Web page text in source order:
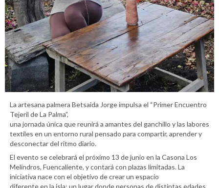
La artesana palmera Betsaida Jorge impulsa el “Primer Encuentro
Tejeril de La Palma”,
una jornada única que reunirá a amantes del ganchillo y las labores
textiles en un entorno rural pensado para compartir, aprender y
desconectar del ritmo diario.
El evento se celebrará el próximo 13 de junio en la Casona Los
Melindros, Fuencaliente, y contará con plazas limitadas. La
iniciativa nace con el objetivo de crear un espacio
diferente en la isla: un lugar donde personas de distintas edades